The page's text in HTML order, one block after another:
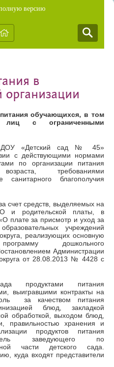
версию
в
организации
обучающихся, в том
с ограниченными
«Детский сад № 45»
с действующими нормами
по организации питания
требованиями
санитарного благополучия
счет средств, выделяемых на
и родительской платы, в
плате за присмотр и уход за
учреждений
реализующих основную
дошкольного
Администрации
округа от 28.08.2013 № 4428 с
продуктами питания
выигравшими контракты на
за качеством питания
блюд, закладкой
обработкой, выходом блюд,
правильностью хранения и
продуктов питания
заведующего по
части детского сада.
куда входят представители